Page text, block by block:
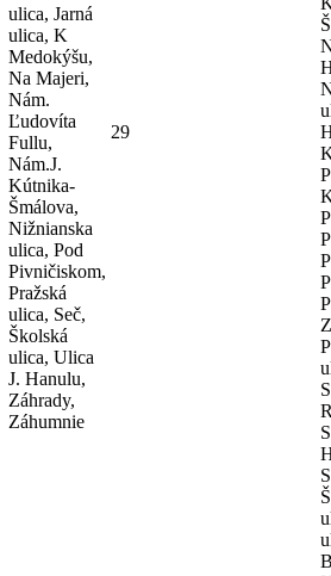
ulica, Jarná
ulica, K
Medokýšu,
Na Majeri,
Nám.
Ľudovíta
Fullu,
Nám.J.
Kútnika-
Šmálova,
Nižnianska
ulica, Pod
Pivničiskom,
Pražská
ulica, Seč,
Školská
ulica, Ulica
J. Hanulu,
Záhrady,
Záhumnie
29